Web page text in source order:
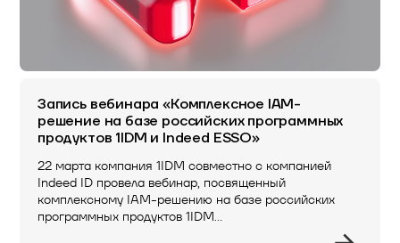
Запись вебинара «Комплексное IAM-
решение на базе российских программных
продуктов 1IDM и Indeed ESSO»
22 марта компания 1IDM совместно с компанией
Indeed ID провела вебинар, посвященный
комплексному IAM-решению на базе российских
программных продуктов 1IDM…